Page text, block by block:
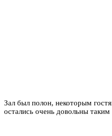
Зал был полон, некоторым
остались очень довольны